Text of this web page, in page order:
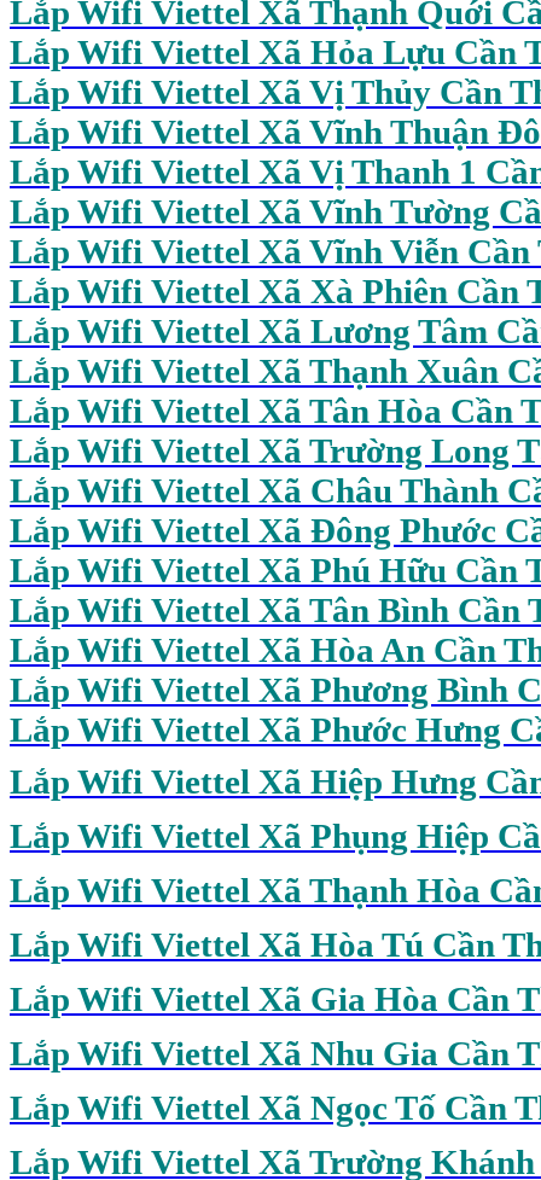
Lắp Wifi Viettel Xã Thạnh Quới
Lắp Wifi Viettel Xã Hỏa Lựu Cần
Lắp Wifi Viettel Xã Vị Thủy Cần
Lắp Wifi Viettel Xã Vĩnh Thuận
Lắp Wifi Viettel Xã Vị Thanh 1
Lắp Wifi Viettel Xã Vĩnh Tường
Lắp Wifi Viettel Xã Vĩnh Viễn Cần
Lắp Wifi Viettel Xã Xà Phiên Cần
Lắp Wifi Viettel Xã Lương Tâm
Lắp Wifi Viettel Xã Thạnh Xuân
Lắp Wifi Viettel Xã Tân Hòa Cần
Lắp Wifi Viettel Xã Trường Long
Lắp Wifi Viettel Xã Châu Thành
Lắp Wifi Viettel Xã Đông Phước
Lắp Wifi Viettel Xã Phú Hữu Cần
Lắp Wifi Viettel Xã Tân Bình Cần
Lắp Wifi Viettel Xã Hòa An Cần
Lắp Wifi Viettel Xã Phương Bình
Lắp Wifi Viettel Xã Phước Hưng
Lắp Wifi Viettel Xã Hiệp Hưng
Lắp Wifi Viettel Xã Phụng Hiệp
Lắp Wifi Viettel Xã Thạnh Hòa
Lắp Wifi Viettel Xã Hòa Tú Cần
Lắp Wifi Viettel Xã Gia Hòa Cần
Lắp Wifi Viettel Xã Nhu Gia Cần
Lắp Wifi Viettel Xã Ngọc Tố Cần
Lắp Wifi Viettel Xã Trường Khánh